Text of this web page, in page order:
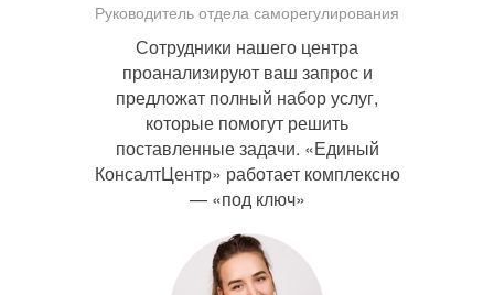
Руководитель отдела саморегулирования
Сотрудники нашего центра
проанализируют ваш запрос и
предложат полный набор услуг,
которые помогут решить
поставленные задачи. «Единый
КонсалтЦентр» работает комплексно
— «под ключ»